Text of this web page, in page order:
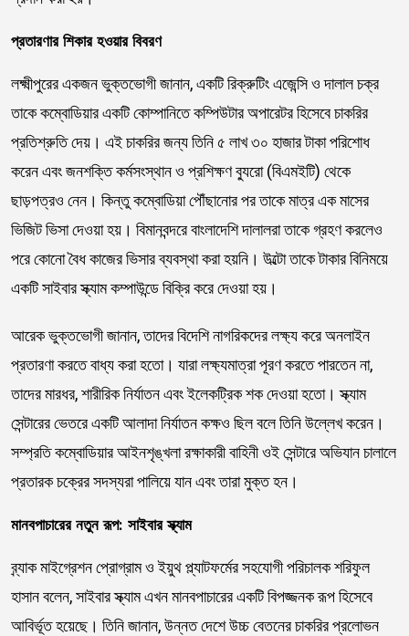
প্রতারণার শিকার হওয়ার বিবরণ
লক্ষ্মীপুরের একজন ভুক্তভোগী জানান, একটি রিক্রুটিং এজেন্সি ও দালাল চক্র
তাকে কম্বোডিয়ার একটি কোম্পানিতে কম্পিউটার অপারেটর হিসেবে চাকরির
প্রতিশ্রুতি দেয়। এই চাকরির জন্য তিনি ৫ লাখ ৩০ হাজার টাকা পরিশোধ
করেন এবং জনশক্তি কর্মসংস্থান ও প্রশিক্ষণ ব্যুরো (বিএমইটি) থেকে
ছাড়পত্রও নেন। কিন্তু কম্বোডিয়া পৌঁছানোর পর তাকে মাত্র এক মাসের
ভিজিট ভিসা দেওয়া হয়। বিমানবন্দরে বাংলাদেশি দালালরা তাকে গ্রহণ করলেও
পরে কোনো বৈধ কাজের ভিসার ব্যবস্থা করা হয়নি। উল্টো তাকে টাকার বিনিময়ে
একটি সাইবার স্ক্যাম কম্পাউন্ডে বিক্রি করে দেওয়া হয়।
আরেক ভুক্তভোগী জানান, তাদের বিদেশি নাগরিকদের লক্ষ্য করে অনলাইন
প্রতারণা করতে বাধ্য করা হতো। যারা লক্ষ্যমাত্রা পূরণ করতে পারতেন না,
তাদের মারধর, শারীরিক নির্যাতন এবং ইলেকট্রিক শক দেওয়া হতো। স্ক্যাম
সেন্টারের ভেতরে একটি আলাদা নির্যাতন কক্ষও ছিল বলে তিনি উল্লেখ করেন।
সম্প্রতি কম্বোডিয়ার আইনশৃঙ্খলা রক্ষাকারী বাহিনী ওই সেন্টারে অভিযান চালালে
প্রতারক চক্রের সদস্যরা পালিয়ে যান এবং তারা মুক্ত হন।
মানবপাচারের নতুন রূপ: সাইবার স্ক্যাম
ব্র্যাক মাইগ্রেশন প্রোগ্রাম ও ইয়ুথ প্ল্যাটফর্মের সহযোগী পরিচালক শরিফুল
হাসান বলেন, সাইবার স্ক্যাম এখন মানবপাচারের একটি বিপজ্জনক রূপ হিসেবে
আবির্ভূত হয়েছে। তিনি জানান, উন্নত দেশে উচ্চ বেতনের চাকরির প্রলোভন